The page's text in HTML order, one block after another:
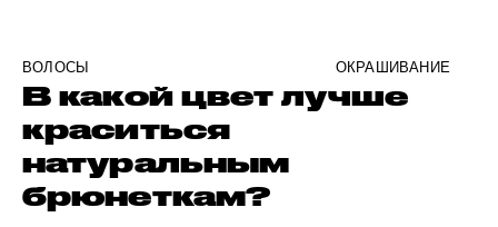
ВОЛОСЫ ОКРАШИВАНИЕ
В какой цвет лучше
краситься
натуральным
брюнеткам?